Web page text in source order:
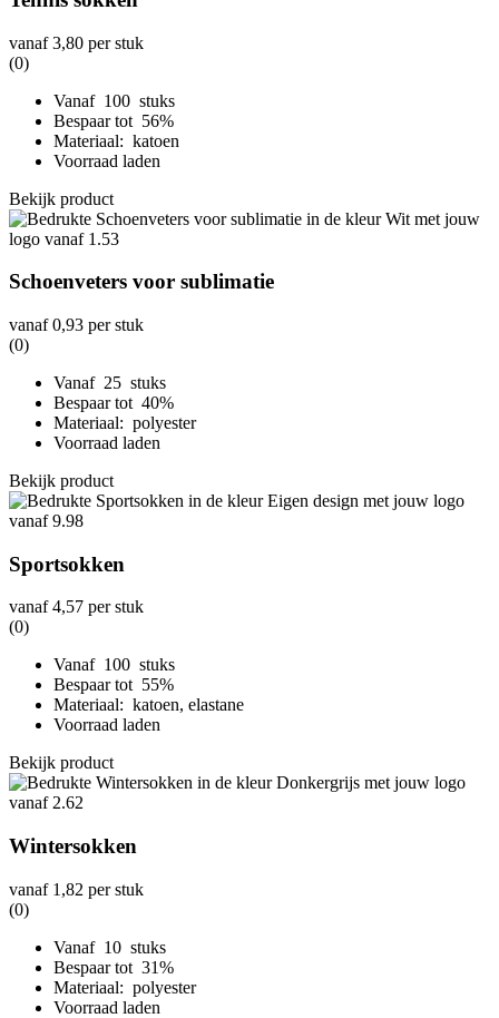
vanaf3,80 per stuk
(0)
Vanaf 100 stuks
Bespaar tot 56%
Materiaal: katoen
Voorraad laden
Bekijk product
Schoenveters voor sublimatie
vanaf0,93 per stuk
(0)
Vanaf 25 stuks
Bespaar tot 40%
Materiaal: polyester
Voorraad laden
Bekijk product
Sportsokken
vanaf4,57 per stuk
(0)
Vanaf 100 stuks
Bespaar tot 55%
Materiaal: katoen, elastane
Voorraad laden
Bekijk product
Wintersokken
vanaf 1,82 per stuk
(0)
Vanaf 10 stuks
Bespaar tot 31%
Materiaal: polyester
Voorraad laden